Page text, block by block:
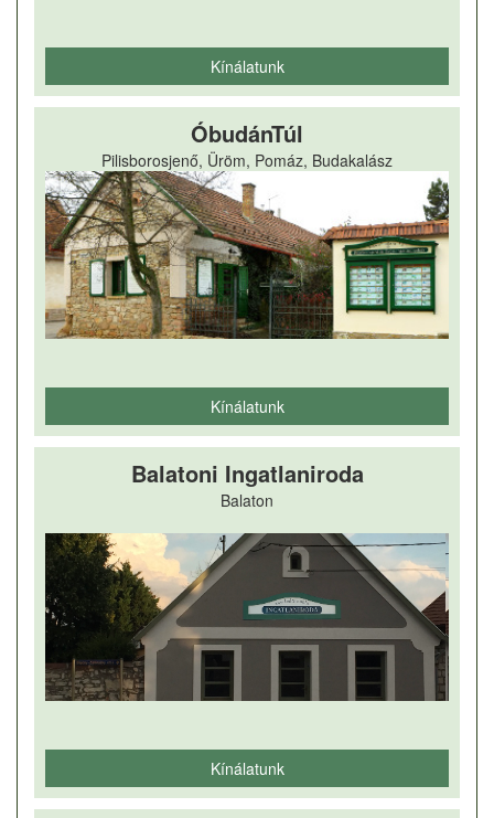
Kínálatunk
ÓbudánTúl
Pilisborosjenő, Üröm, Pomáz, Budakalász
Kínálatunk
Balatoni Ingatlaniroda
Balaton
Kínálatunk